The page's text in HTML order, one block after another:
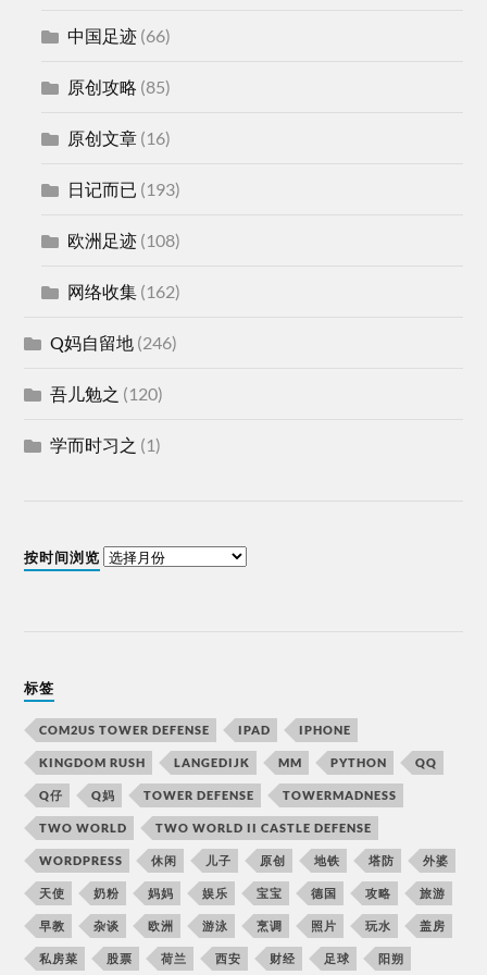
中国足迹 (66)
原创攻略 (85)
原创文章 (16)
日记而已 (193)
欧洲足迹 (108)
网络收集 (162)
Q妈自留地 (246)
吾儿勉之 (120)
学而时习之 (1)
按时间浏览
标签
COM2US TOWER DEFENSE IPAD IPHONE
KINGDOM RUSH LANGEDIJK MM PYTHON QQ
Q仔 Q妈 TOWER DEFENSE TOWERMADNESS
TWO WORLD TWO WORLD II CASTLE DEFENSE
WORDPRESS 休闲 儿子 原创 地铁 塔防 外婆
天使 奶粉 妈妈 娱乐 宝宝 德国 攻略 旅游
早教 杂谈 欧洲 游泳 烹调 照片 玩水 盖房
私房菜 股票 荷兰 西安 财经 足球 阳朔